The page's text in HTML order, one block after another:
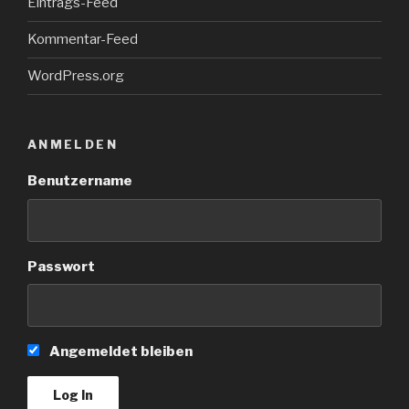
Kommentar-Feed
WordPress.org
ANMELDEN
Benutzername
Passwort
Angemeldet bleiben